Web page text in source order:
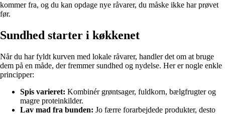
kommer fra, og du kan opdage nye råvarer, du måske ikke har prøvet
før.
Sundhed starter i køkkenet
Når du har fyldt kurven med lokale råvarer, handler det om at bruge
dem på en måde, der fremmer sundhed og nydelse. Her er nogle enkle
principper:
Spis varieret: Kombinér grøntsager, fuldkorn, bælgfrugter og
magre proteinkilder.
Lav mad fra bunden: Jo færre forarbejdede produkter, desto